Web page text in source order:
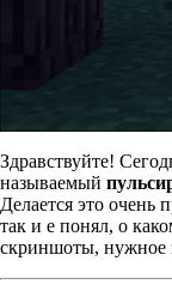
Здравствуйте!
называемый
Делается это очень
так и е понял, о
скриншоты, нужное